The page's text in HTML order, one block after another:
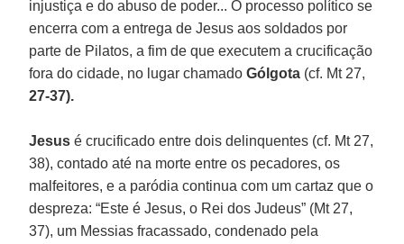
injustiça e do abuso de poder... O processo político se
encerra com a entrega de Jesus aos soldados por
parte de Pilatos, a fim de que executem a crucificação
fora do cidade, no lugar chamadoGólgota (cf. Mt 27,
27-37).
Jesus é crucificado entre dois delinquentes (cf. Mt 27,
38), contado até na morte entre os pecadores, os
malfeitores, e a paródia continua com um cartaz que o
despreza: “Este é Jesus, o Rei dos Judeus” (Mt 27,
37), um Messias fracassado, condenado pela